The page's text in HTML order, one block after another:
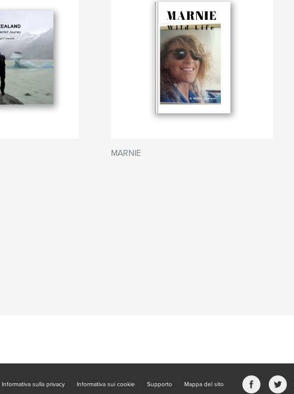
MARNIE
Informativa sulla privacy Informativa sui cookie Supporto Mappa del sito